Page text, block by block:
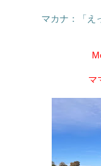
マカナ：「
マ